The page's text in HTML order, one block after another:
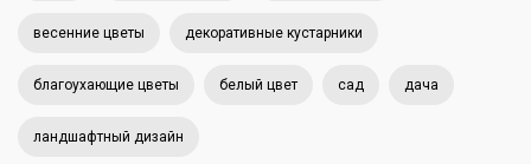
весенние цветы декоративные кустарники
благоухающие цветы белый цвет сад дача
ландшафтный дизайн